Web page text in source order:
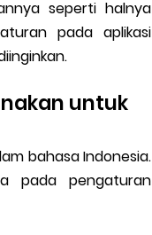
seperti halnya
pada aplikasi
untuk
bahasa Indonesia.
pada pengaturan